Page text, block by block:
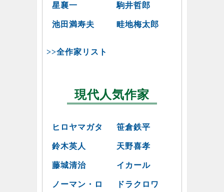
星襄一 駒井哲郎
池田満寿夫 畦地梅太郎
>>全作家リスト
現代人気作家
ヒロヤマガタ 笹倉鉄平
鈴木英人 天野喜孝
藤城清治 イカール
ノーマン・ロ
ドラクロワ